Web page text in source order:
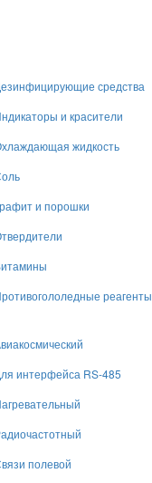
средства
и красители
жидкость
и порошки
реагенты
интерфейса RS-485
полевой